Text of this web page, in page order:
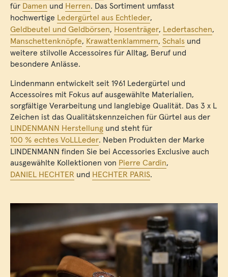
für Damen und Herren. Das Sortiment umfasst
hochwertige Ledergürtel aus Echtleder,
Geldbeutel und Geldbörsen, Hosenträger, Ledertaschen,
Manschettenknöpfe, Krawattenklammern, Schals und
weitere stilvolle Accessoires für Alltag, Beruf und
besondere Anlässe.
Lindenmann entwickelt seit 1961 Ledergürtel und
Accessoires mit Fokus auf ausgewählte Materialien,
sorgfältige Verarbeitung und langlebige Qualität. Das 3 x L
Zeichen ist das Qualitätskennzeichen für Gürtel aus der
LINDENMANN Herstellung und steht für
100 % echtes VoLLLeder. Neben Produkten der Marke
LINDENMANN finden Sie bei Accessories Exclusive auch
ausgewählte Kollektionen von Pierre Cardin,
DANIEL HECHTER und HECHTER PARIS.